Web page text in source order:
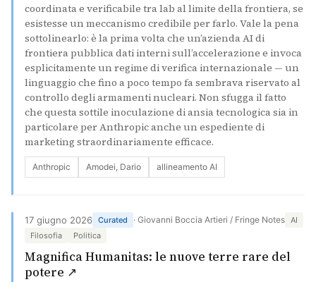
coordinata e verificabile tra lab al limite della frontiera, se
esistesse un meccanismo credibile per farlo. Vale la pena
sottolinearlo: è la prima volta che un’azienda AI di
frontiera pubblica dati interni sull’accelerazione e invoca
esplicitamente un regime di verifica internazionale — un
linguaggio che fino a poco tempo fa sembrava riservato al
controllo degli armamenti nucleari. Non sfugga il fatto
che questa sottile inoculazione di ansia tecnologica sia in
particolare per Anthropic anche un espediente di
marketing straordinariamente efficace.
Anthropic Amodei, Dario allineamento AI
17 giugno 2026 Curated · Giovanni Boccia Artieri / Fringe Notes AI
Filosofia
Politica
Magnifica Humanitas: le nuove terre rare del
potere ↗